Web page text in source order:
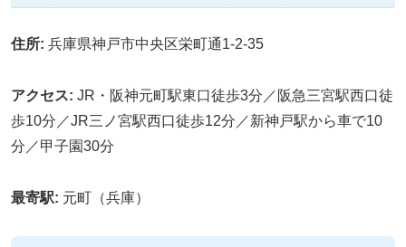
住所: 兵庫県神戸市中央区栄町通1-2-35
アクセス: JR・阪神元町駅東口徒歩3分／阪急三宮駅西口徒
歩10分／JR三ノ宮駅西口徒歩12分／新神戸駅から車で10
分／甲子園30分
最寄駅: 元町（兵庫）